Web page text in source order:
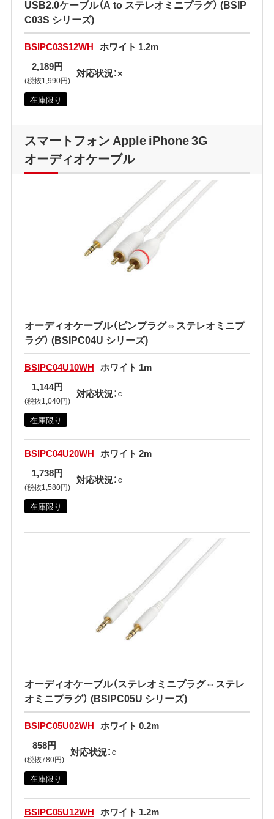
USB2.0ケーブル（A to ステレオミニプラグ） (BSIP
C03S シリーズ)
BSIPC03S12WH ホワイト 1.2m
2,189円
(税抜1,990円)
対応状況：×
在庫限り
スマートフォン Apple iPhone 3G
オーディオケーブル
オーディオケーブル（ピンプラグ⇔ステレオミニプ
ラグ） (BSIPC04U シリーズ)
BSIPC04U10WH ホワイト 1m
1,144円
(税抜1,040円)
対応状況：○
在庫限り
BSIPC04U20WH ホワイト 2m
1,738円
(税抜1,580円)
対応状況：○
在庫限り
オーディオケーブル（ステレオミニプラグ⇔ステレ
オミニプラグ） (BSIPC05U シリーズ)
BSIPC05U02WH ホワイト 0.2m
858円
(税抜780円)
対応状況：○
在庫限り
BSIPC05U12WH ホワイト 1.2m